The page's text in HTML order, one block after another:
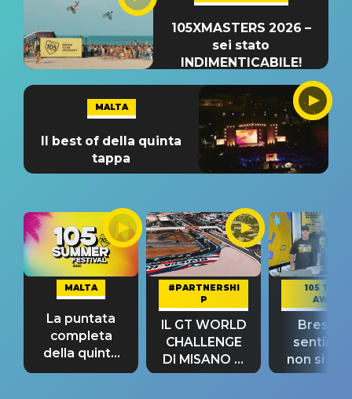
105XMASTERS 2026 –
sei stato
INDIMENTICABILE!
MALTA
Il best of della quinta
tappa
MALTA
La puntata
completa
della quinta
tappa
#PARTNERSHI
P
IL GT WORLD
CHALLENGE
DI MISANO si
riconferma
105 TAKE
AWAY
Bresh:
non si
fino alla